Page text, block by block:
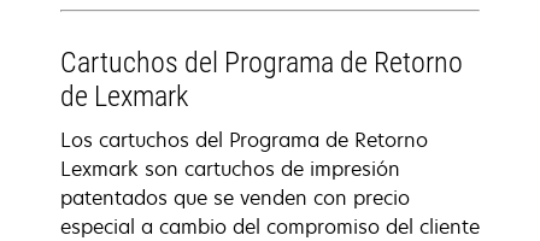
Cartuchos del Programa de Retorno
de Lexmark
Los cartuchos del Programa de Retorno
Lexmark son cartuchos de impresión
patentados que se venden con precio
especial a cambio del compromiso del cliente